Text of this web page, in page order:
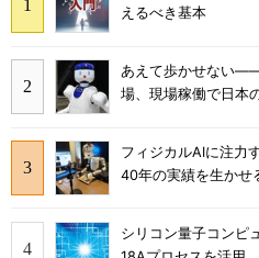
えるべき基本
あえて歩かせない
場、現場稼働で日本
フィジカルAIに注力
40年の実績を生かせ
シリコン量子コンピ